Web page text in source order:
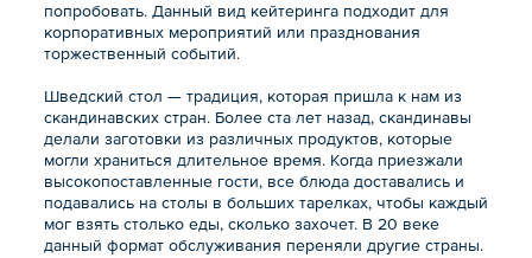
попробовать. Данный вид кейтеринга подходит для
корпоративных мероприятий или празднования
торжественный событий.
Шведский стол — традиция, которая пришла к нам из
скандинавских стран. Более ста лет назад, скандинавы
делали заготовки из различных продуктов, которые
могли храниться длительное время. Когда приезжали
высокопоставленные гости, все блюда доставались и
подавались на столы в больших тарелках, чтобы каждый
мог взять столько еды, сколько захочет. В 20 веке
данный формат обслуживания переняли другие страны.